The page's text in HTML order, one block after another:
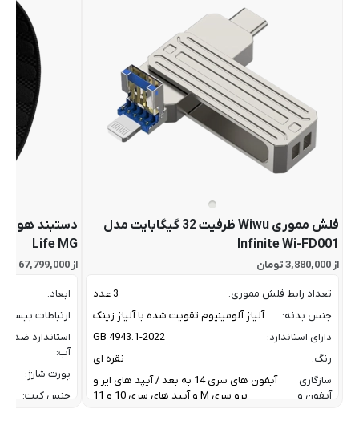
فلش مموری Wiwu ظرفیت 32 گیگابایت مدل
Infinite Wi-FD001
از 3,880,000 تومان
تعداد رابط فلش مموری:
3 عدد
جنس بدنه:
آلیاژ آلومینیوم تقویت شده با آلیاژ زینک
دارای استاندارد:
GB 4943.1-2022
رنگ:
نقره ای
سازگاری
آیفون و
آیفون های سری 14 به بعد / آیپد های ایر و
پرو سری M و آیپد های سری 10 و 11
Life MG
از 67,799,000 تومان
ابعاد:
ارتباطات بیسیم:
استاندارد ضد
آب:
پورت شارژ:
جنس کیت: